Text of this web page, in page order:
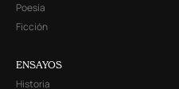
Poesía
Ficción
ENSAYOS
Historia